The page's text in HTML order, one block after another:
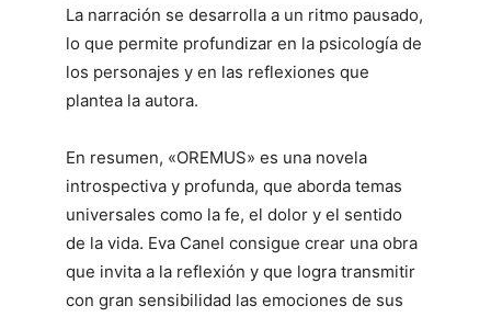
La narración se desarrolla a un ritmo pausado,
lo que permite profundizar en la psicología de
los personajes y en las reflexiones que
plantea la autora.
En resumen, «OREMUS» es una novela
introspectiva y profunda, que aborda temas
universales como la fe, el dolor y el sentido
de la vida. Eva Canel consigue crear una obra
que invita a la reflexión y que logra transmitir
con gran sensibilidad las emociones de sus